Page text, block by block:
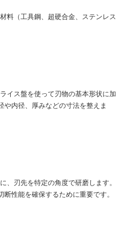
料（工具鋼、 超硬合金、ステンレス
イス盤を使って刃物の基本形状に加
や内径、厚みなどの寸法を整えま
、刃先を特定の角度で研磨 します。
性能を確保するために重要です。